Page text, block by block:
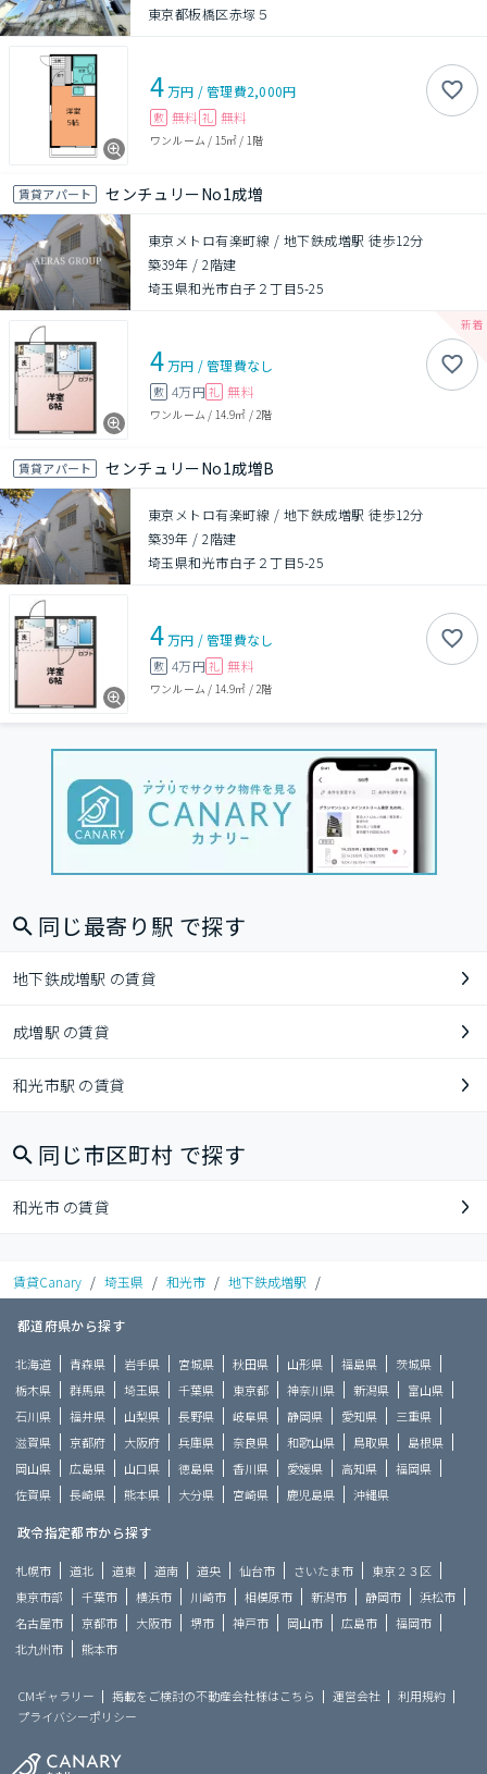
東京都板橋区赤塚５
4万円 /管理費2,000円
敷 無料 礼 無料
ワンルーム / 15㎡ / 1階
賃貸アパート センチュリーNo1成増
東京メトロ有楽町線 / 地下鉄成増駅 徒歩12分
築39年 /2階建
埼玉県和光市白子２丁目5-25
4万円 /管理費なし
敷 4万円 礼 無料
ワンルーム / 14.9㎡ / 2階
賃貸アパート センチュリーNo1成増B
東京メトロ有楽町線 / 地下鉄成増駅 徒歩12分
築39年 /2階建
埼玉県和光市白子２丁目5-25
4万円 /管理費なし
敷 4万円 礼 無料
ワンルーム / 14.9㎡ / 2階
同じ最寄り駅 で探す
地下鉄成増駅 の賃貸
成増駅 の賃貸
和光市駅 の賃貸
同じ市区町村 で探す
和光市 の賃貸
賃貸Canary / 埼玉県 / 和光市 / 地下鉄成増駅 /
都道府県から探す
北海道 青森県 岩手県 宮城県 秋田県 山形県 福島県
茨城県
栃木県
群馬県 埼玉県 千葉県 東京都 神奈川県 新潟県
富山県
石川県
福井県 山梨県 長野県 岐阜県 静岡県 愛知県
三重県
滋賀県
京都府 大阪府 兵庫県 奈良県 和歌山県 鳥取県
島根県
岡山県
広島県 山口県 徳島県 香川県 愛媛県 高知県
福岡県
佐賀県
長崎県 熊本県 大分県 宮崎県 鹿児島県 沖縄県
政令指定都市から探す
札幌市 道北 道東 道南 道央 仙台市 さいたま市
東京２３区
東京市部
千葉市 横浜市 川崎市 相模原市 新潟市 静岡市
浜松市
名古屋市
京都市 大阪市 堺市 神戸市 岡山市 広島市
福岡市
北九州市
熊本市
CMギャラリー 掲載をご検討の不動産会社様はこちら 運営会社
利用規約
プライバシーポリシー